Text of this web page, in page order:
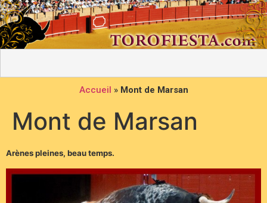
Accueil » Mont de Marsan
Mont de Marsan
Arènes pleines, beau temps.